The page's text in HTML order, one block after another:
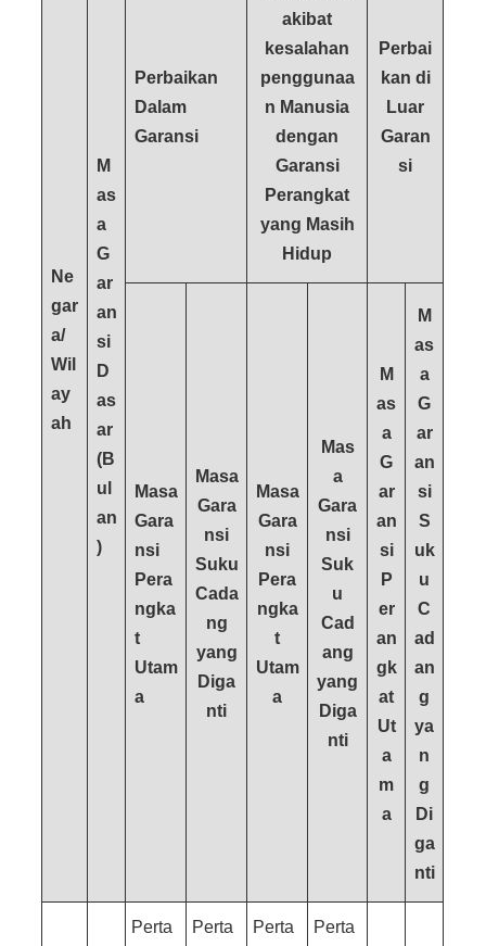
Ne
gar
a/
Wil
ay
ah
M
as
a
G
ar
an
si
D
as
ar
(B
ul
an
)
Perbaikan
Dalam
Garansi
akibat
kesalahan
penggunaa
n Manusia
dengan
Garansi
Perangkat
yang Masih
Hidup
Perbai
kan di
Luar
Garan
si
Masa
Gara
nsi
Pera
ngka
t
Utam
a
Masa
Gara
nsi
Suku
Cada
ng
yang
Diga
nti
Masa
Gara
nsi
Pera
ngka
t
Utam
a
Mas
a
Gara
nsi
Suk
u
Cad
ang
yang
Diga
nti
M
as
a
G
ar
an
si
P
er
an
gk
at
Ut
a
m
a
M
as
a
G
ar
an
si
S
uk
u
C
ad
an
g
ya
n
g
Di
ga
nti
Perta
Perta
Perta
Perta